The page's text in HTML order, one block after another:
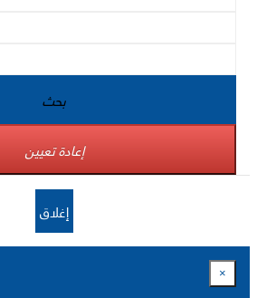
بحث
إعادة تعيين
إغلاق
×